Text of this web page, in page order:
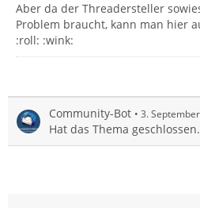
Aber da der Threadersteller
Problem braucht, kann man hier
:roll: :wink:
Community-Bot 3.
Hat das Thema geschlossen.